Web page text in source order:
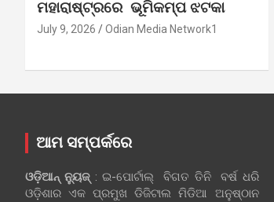
ମହାରାଷ୍ଟ୍ରରେ ଭୂମିକମ୍ପ ଝଟକା
July 9, 2026 Odian Media Network1
ଆମ ସମ୍ପର୍କରେ
ଓଡ଼ିଆନ୍‍ ନ୍ୟୁଜ୍‍: ଇ-ପୋର୍ଟାଲ୍ ବିଗତ ତିନି ବର୍ଷ ଧରି
ଓଡ଼ିଶାର ଏକ ପ୍ରମୁଖ ଡିଜିଟାଲ ମିଡିଆ ଅନୁଷ୍ଠାନ